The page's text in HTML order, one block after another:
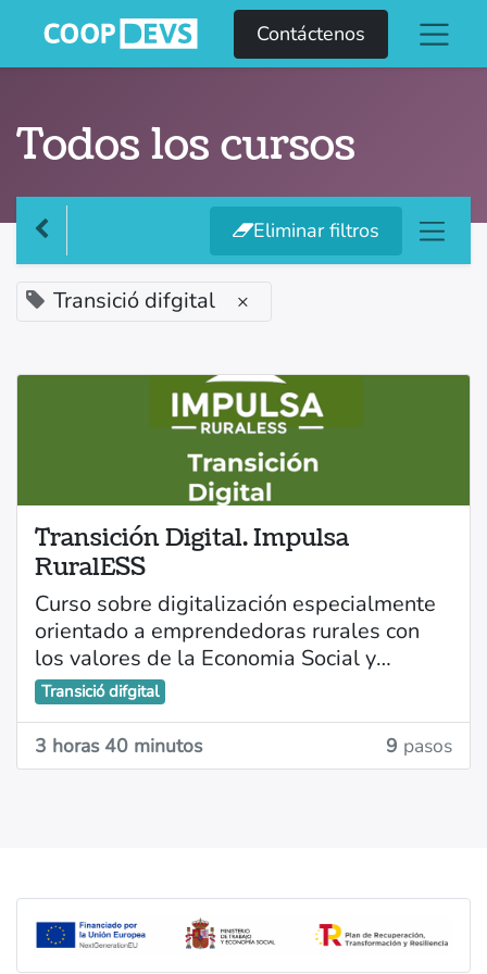
Contáctenos
Todos los cursos
Eliminar filtros
Transició difgital ×
Transición Digital. Impulsa
RuralESS
Curso sobre digitalización especialmente
orientado a emprendedoras rurales con
los valores de la Economia Social y
Solidaria, consta de 8 videos y las
diapositivas expuestas, la duración de
cada video es de entre 20 y 30 minutos.
Objetivos y contenidos del curso
Emprender desde la Economía Social y
Solidaria (ESS)
emprendedoras rurales
Metodologías y herramientas de
productividad
Transició difgital
3 horas 40 minutos 9 pasos